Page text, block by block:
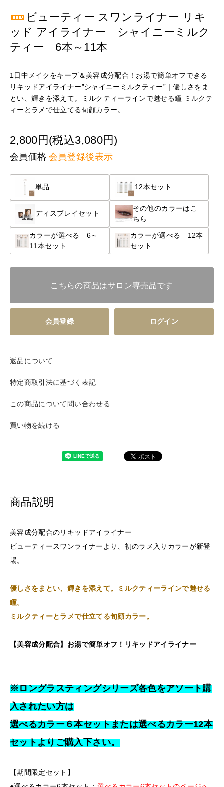
ビューティー スワンライナー リキ
ッド アイライナー シャイニーミルク
ティー 6本～11本
1日中メイクをキープ＆美容成分配合！お湯で簡単オフできる
リキッドアイライナー”シャイニーミルクティー”｜優しさをま
とい、輝きを添えて。ミルクティーラインで魅せる瞳 ミルクテ
ィーとラメで仕立てる旬顔カラー。
2,800円(税込3,080円)
会員価格 会員登録後表示
単品 12本セット
ディスプレイセット
その他のカラーはこ
ちら
カラーが選べる 6～
11本セット
カラーが選べる 12本
セット
こちらの商品はサロン専売品です
会員登録 ログイン
返品について
特定商取引法に基づく表記
この商品について問い合わせる
買い物を続ける
商品説明
美容成分配合のリキッドアイライナー
ビューティースワンライナーより、初のラメ入りカラーが新登
場。
優しさをまとい、輝きを添えて。ミルクティーラインで魅せる
瞳。
ミルクティーとラメで仕立てる旬顔カラー。
【美容成分配合】お湯で簡単オフ！リキッドアイライナー
※ロングラスティングシリーズ各色をアソート購
入されたい方は
選べるカラー６本セットまたは選べるカラー12本
セットよりご購入下さい。
【期間限定セット】